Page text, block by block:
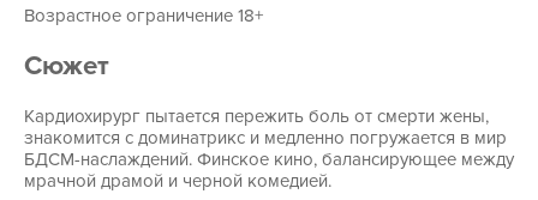
Возрастное ограничение 18+
Сюжет
Кардиохирург пытается пережить боль от смерти жены,
знакомится с доминатрикс и медленно погружается в мир
БДСМ-наслаждений. Финское кино, балансирующее между
мрачной драмой и черной комедией.